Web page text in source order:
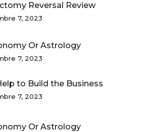
Reversal Review
7, 2023
Or Astrology
7, 2023
to Build the Business
7, 2023
Or Astrology